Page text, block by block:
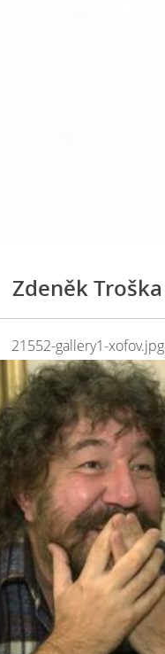
Zdeněk Troška
21552-gallery1-xofov.jpg